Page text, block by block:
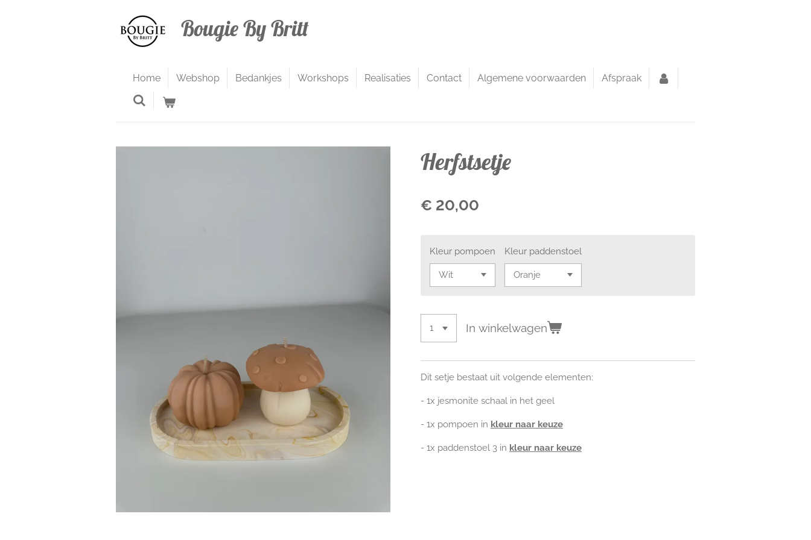
Bougie By Britt
Home Webshop Bedankjes Workshops Realisaties Contact Algemene voorwaarden Afspraak
Herfstsetje
€ 20,00
Kleur pompoen Kleur paddenstoel
In winkelwagen
Dit setje bestaat uit volgende elementen:
- 1x jesmonite schaal in het geel
- 1x pompoen in kleur naar keuze
- 1x paddenstoel 3 in kleur naar keuze